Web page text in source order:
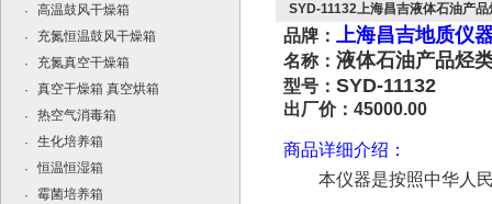
·
高温鼓风干燥箱
·
充氮恒温鼓风干燥箱
·
充氮真空干燥箱
·
真空干燥箱 真空烘箱
·
热空气消毒箱
·
生化培养箱
·
恒温恒湿箱
·
霉菌培养箱
SYD-11132上海昌吉液体石油产
品牌： 上海昌吉地质仪
名称： 液体石油产品烃
型号： SYD-11132
出厂价：45000.00
商品详细介绍：
本仪器是按照中华人